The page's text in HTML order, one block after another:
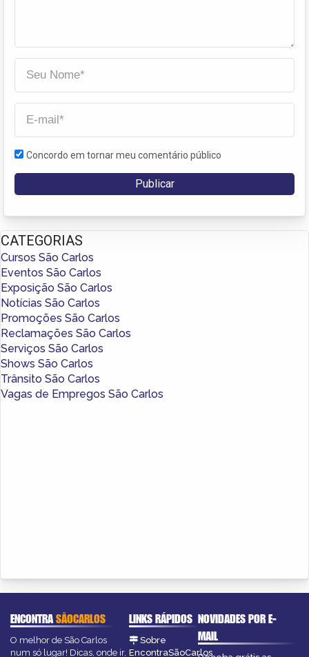
Concordo em tornar meu comentário público
CATEGORIAS
Cursos São Carlos
Eventos São Carlos
Exposição São Carlos
Notícias São Carlos
Promoções São Carlos
Reclamações São Carlos
Serviços São Carlos
Shows São Carlos
Trânsito São Carlos
Vagas de Empregos São Carlos
ENCONTRASÃOCARLOS
O melhor de São Carlos
num só lugar! Dicas, onde ir,
LINKS RÁPIDOS
Sobre
EncontraSãoCarlos
NOVIDADES POR E-
MAIL